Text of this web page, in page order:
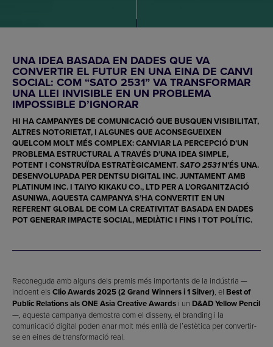
UNA IDEA BASADA EN DADES QUE VA
CONVERTIR EL FUTUR EN UNA EINA DE CANVI
SOCIAL: COM “SATO 2531” VA TRANSFORMAR
UNA LLEI INVISIBLE EN UN PROBLEMA
IMPOSSIBLE D’IGNORAR
HI HA CAMPANYES DE COMUNICACIÓ QUE BUSQUEN VISIBILITAT,
ALTRES NOTORIETAT, I ALGUNES QUE ACONSEGUEIXEN
QUELCOM MOLT MÉS COMPLEX: CANVIAR LA PERCEPCIÓ D’UN
PROBLEMA ESTRUCTURAL A TRAVÉS D’UNA IDEA SIMPLE,
POTENT I CONSTRUÏDA ESTRATÈGICAMENT.SATO 2531N’ÉS UNA.
DESENVOLUPADA PER DENTSU DIGITAL INC.JUNTAMENT AMB
PLATINUM INC. I TAIYO KIKAKU CO., LTD PER A L’ORGANITZACIÓ
ASUNIWA, AQUESTA CAMPANYA S’HA CONVERTIT EN UN
REFERENT GLOBAL DE COM LA CREATIVITAT BASADA EN DADES
POT GENERAR IMPACTE SOCIAL, MEDIÀTIC I FINS I TOT POLÍTIC.
Reconeguda amb alguns dels premis més importants de la indústria —
incloent els Clio Awards 2025 (2 Grand Winners i 1 Silver), el Best of
Public Relations als ONE Asia Creative Awards i un D&AD Yellow Pencil
—, aquesta campanya demostra com el disseny, el branding i la
comunicació digital poden anar molt més enllà de l’estètica per convertir-
se en eines de transformació real.